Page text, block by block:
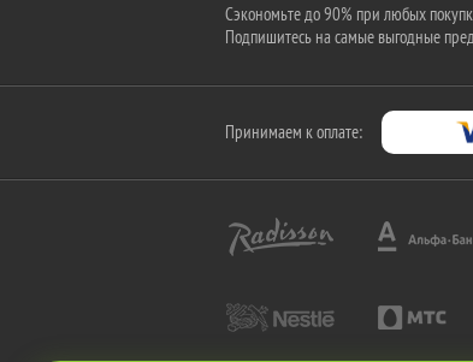
Сэкономьте до 90% при любых
Подпишитесь на самые выгодные
Принимаем к оплате: